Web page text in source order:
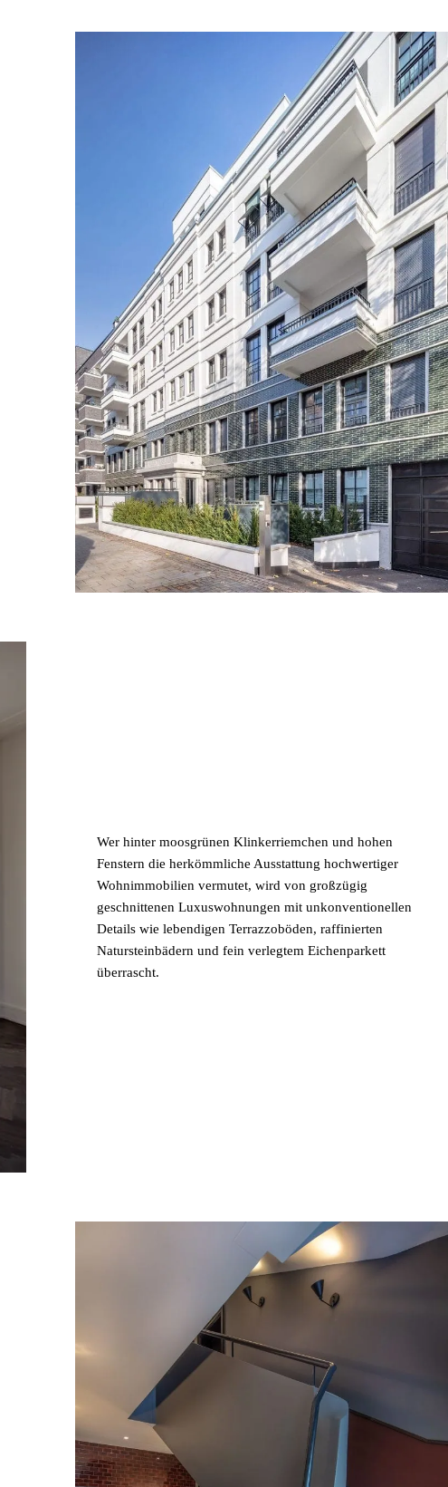
Wer hinter moosgrünen Klinkerriemchen und hohen
Fenstern die herkömmliche Ausstattung hochwertiger
Wohnimmobilien vermutet, wird von großzügig
geschnittenen Luxuswohnungen mit unkonventionellen
Details wie lebendigen Terrazzoböden, raffinierten
Natursteinbädern und fein verlegtem Eichenparkett
überrascht.